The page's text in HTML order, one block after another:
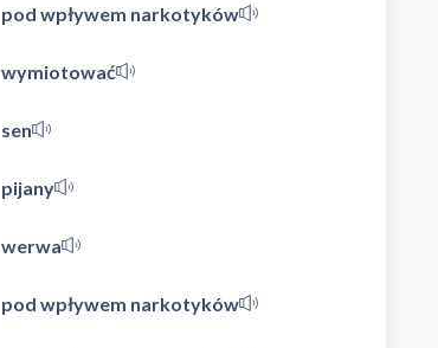
pod wpływem narkotyków
wymiotować
sen
pijany
werwa
pod wpływem narkotyków